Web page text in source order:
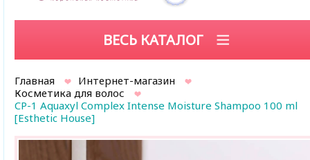
ВЕСЬ КАТАЛОГ
Главная
Интернет-магазин
Косметика для волос
CP-1 Aquaxyl Complex Intense Moisture Shampoo 100 ml
[Esthetic House]